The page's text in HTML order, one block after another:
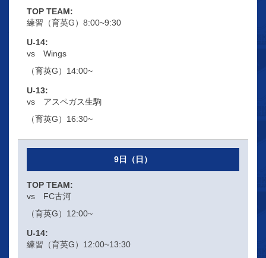
練習（育英G）8:00~9:30
vs Wings
（育英G）14:00~
vs アスペガス生駒
（育英G）16:30~
9日（日）
vs FC古河
（育英G）12:00~
練習（育英G）12:00~13:30